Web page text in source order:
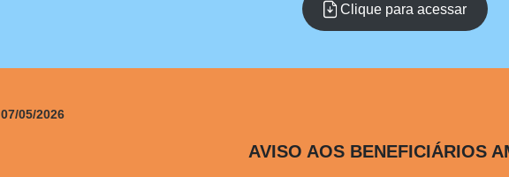
Clique para acessar
07/05/2026
AVISO AOS BENEFICIÁRIOS